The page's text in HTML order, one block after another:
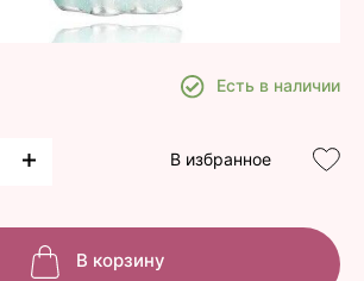
Есть в наличии
В избранное
В корзину